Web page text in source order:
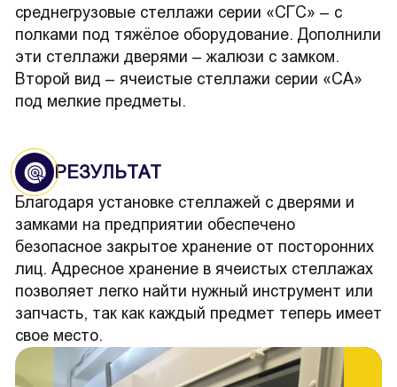
среднегрузовые стеллажи серии «СГС» – с
полками под тяжёлое оборудование. Дополнили
эти стеллажи дверями – жалюзи с замком.
Второй вид – ячеистые стеллажи серии «СА»
под мелкие предметы.
РЕЗУЛЬТАТ
Благодаря установке стеллажей с дверями и
замками на предприятии обеспечено
безопасное закрытое хранение от посторонних
лиц. Адресное хранение в ячеистых стеллажах
позволяет легко найти нужный инструмент или
запчасть, так как каждый предмет теперь имеет
свое место.